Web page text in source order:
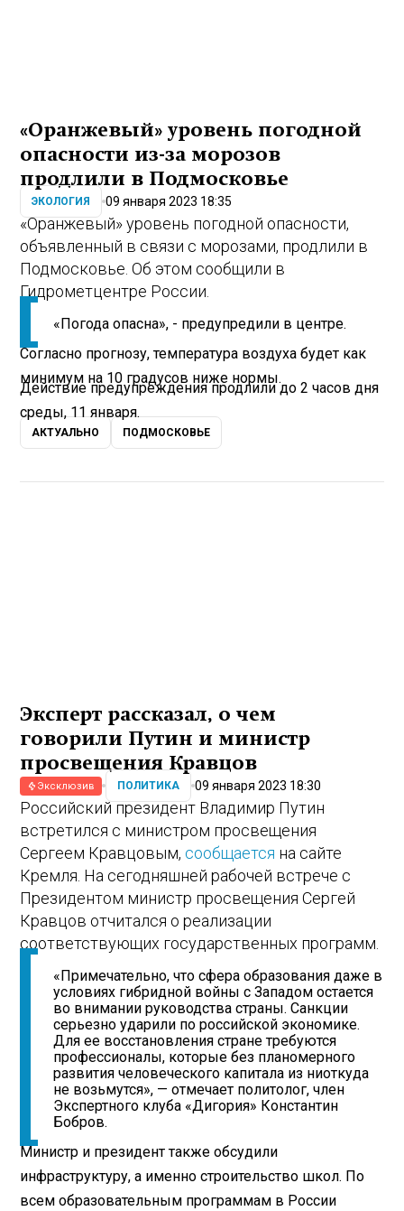
«Оранжевый» уровень погодной
опасности из-за морозов
продлили в Подмосковье
ЭКОЛОГИЯ 09 января 2023 18:35
«Оранжевый» уровень погодной опасности,
объявленный в связи с морозами, продлили в
Подмосковье. Об этом сообщили в
Гидрометцентре России.
«Погода опасна», - предупредили в центре.
Согласно прогнозу, температура воздуха будет как
минимум на 10 градусов ниже нормы.
Действие предупреждения продлили до 2 часов дня
среды, 11 января.
АКТУАЛЬНО ПОДМОСКОВЬЕ
Эксперт рассказал, о чем
говорили Путин и министр
просвещения Кравцов
Эксклюзив ПОЛИТИКА 09 января 2023 18:30
Российский президент Владимир Путин
встретился с министром просвещения
Сергеем Кравцовым, сообщается на сайте
Кремля. На сегодняшней рабочей встрече с
Президентом министр просвещения Сергей
Кравцов отчитался о реализации
соответствующих государственных программ.
«Примечательно, что сфера образования даже в
условиях гибридной войны с Западом остается
во внимании руководства страны. Санкции
серьезно ударили по российской экономике.
Для ее восстановления стране требуются
профессионалы, которые без планомерного
развития человеческого капитала из ниоткуда
не возьмутся», — отмечает политолог, член
Экспертного клуба «Дигория» Константин
Бобров.
Министр и президент также обсудили
инфраструктуру, а именно строительство школ. По
всем образовательным программам в России